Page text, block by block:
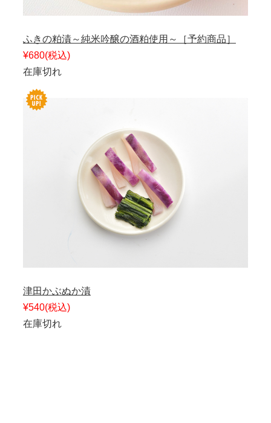
ふきの粕漬～純米吟醸の酒粕使用～［予約商品］
¥680(税込)
在庫切れ
津田かぶぬか漬
¥540(税込)
在庫切れ